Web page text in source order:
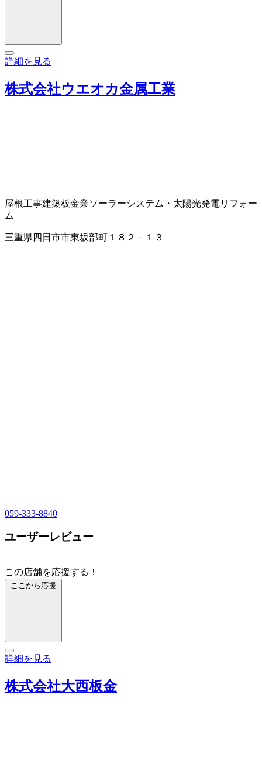
詳細を見る
株式会社ウエオカ金属工業
屋根工事建築板金業ソーラーシステム・太陽光発電 リフォー
ム
三重県四日市市東坂部町１８２－１３
059-333-8840
ユーザーレビュー
この店舗を応援する！
ここから応援
詳細を見る
株式会社大西板金